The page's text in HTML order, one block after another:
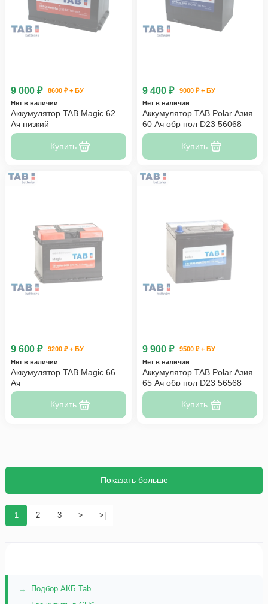
9 000 ₽
8600 ₽ + БУ
Нет в наличии
Аккумулятор TAB Magic 62
Ач низкий
Купить
9 400 ₽
9000 ₽ + БУ
Нет в наличии
Аккумулятор TAB Polar Азия
60 Ач обр пол D23 56068
Купить
9 600 ₽
9200 ₽ + БУ
Нет в наличии
Аккумулятор TAB Magic 66
Ач
Купить
9 900 ₽
9500 ₽ + БУ
Нет в наличии
Аккумулятор TAB Polar Азия
65 Ач обр пол D23 56568
Купить
1 2 3 > >|
Показать больше
Подбор АКБ Tab